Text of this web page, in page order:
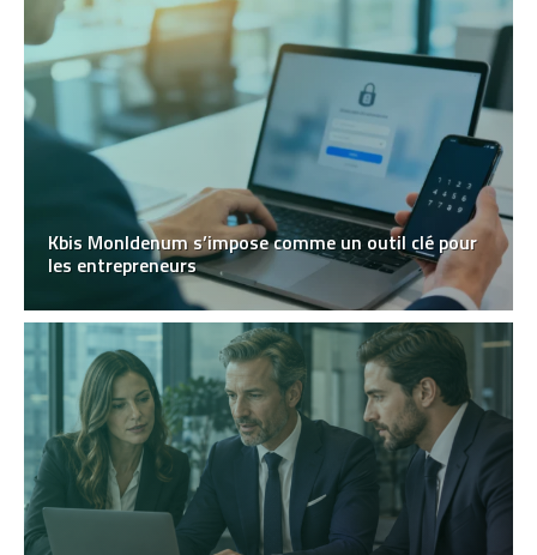
Kbis MonIdenum s’impose comme un outil clé pour
les entrepreneurs